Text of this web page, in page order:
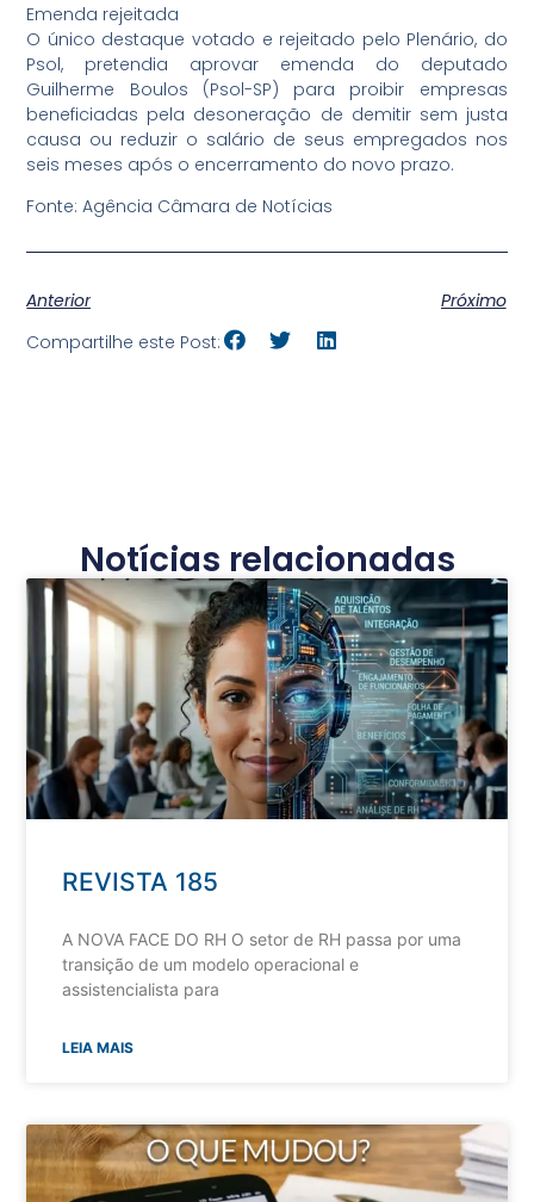
Emenda rejeitada
O único destaque votado e rejeitado pelo Plenário, do
Psol, pretendia aprovar emenda do deputado
Guilherme Boulos (Psol-SP) para proibir empresas
beneficiadas pela desoneração de demitir sem justa
causa ou reduzir o salário de seus empregados nos
seis meses após o encerramento do novo prazo.
Fonte: Agência Câmara de Notícias
Anterior
Próximo
Compartilhe este Post:
Notícias relacionadas
REVISTA 185
A NOVA FACE DO RH O setor de RH passa por uma
transição de um modelo operacional e
assistencialista para
LEIA MAIS